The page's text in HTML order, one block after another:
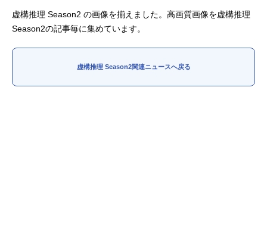
今期アニメ曜日別一覧
春アニメ
男性声優/女性声優一覧
虚構推理 Season2 の画像を揃えました。高画質画像を虚構推理
Season2の記事毎に集めています。
虚構推理 Season2関連ニュースへ戻る